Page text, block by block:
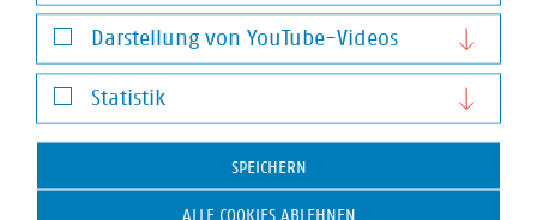
VKU-Bereiche
Notwendige Cookies
Darstellung von YouTube-Videos
Darstellung von YouTube-Videos
Statistik
Statistik
SPEICHERN
ALLE COOKIES ABLEHNEN